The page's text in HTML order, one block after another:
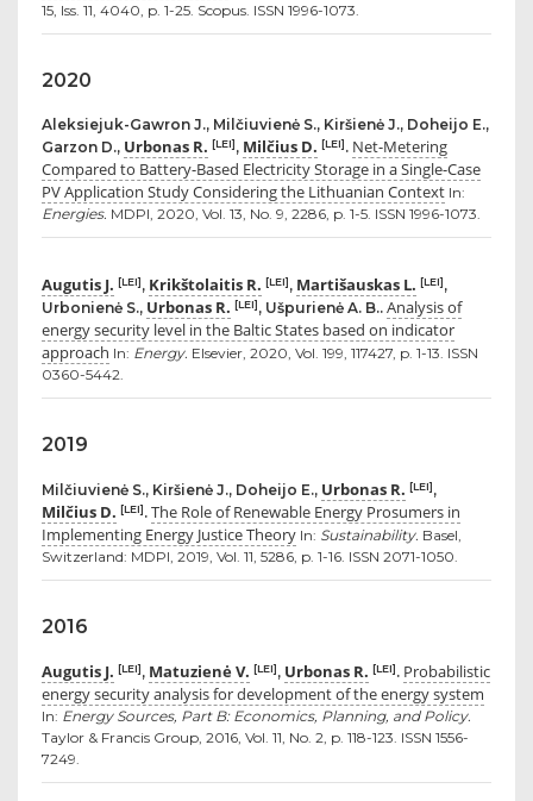
15, Iss. 11, 4040, p. 1-25. Scopus. ISSN 1996-1073.
2020
Aleksiejuk-Gawron J., Milčiuvienė S., Kiršienė J., Doheijo E.,
Garzon D., Urbonas R. [LEI], Milčius D. [LEI]. Net-Metering
Compared to Battery-Based Electricity Storage in a Single-Case
PV Application Study Considering the Lithuanian Context In:
Energies. MDPI, 2020, Vol. 13, No. 9, 2286, p. 1-5. ISSN 1996-1073.
Augutis J. [LEI], Krikštolaitis R. [LEI], Martišauskas L. [LEI],
Urbonienė S., Urbonas R. [LEI], Ušpurienė A. B.. Analysis of
energy security level in the Baltic States based on indicator
approach In: Energy. Elsevier, 2020, Vol. 199, 117427, p. 1-13. ISSN
0360-5442.
2019
Milčiuvienė S., Kiršienė J., Doheijo E., Urbonas R. [LEI],
Milčius D. [LEI]. The Role of Renewable Energy Prosumers in
Implementing Energy Justice Theory In: Sustainability. Basel,
Switzerland: MDPI, 2019, Vol. 11, 5286, p. 1-16. ISSN 2071-1050.
2016
Augutis J. [LEI], Matuzienė V. [LEI], Urbonas R. [LEI]. Probabilistic
energy security analysis for development of the energy system
In: Energy Sources, Part B: Economics, Planning, and Policy.
Taylor & Francis Group, 2016, Vol. 11, No. 2, p. 118-123. ISSN 1556-
7249.